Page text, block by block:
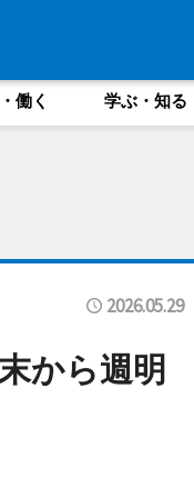
働く 学ぶ・知る
2026.05.29
から週明